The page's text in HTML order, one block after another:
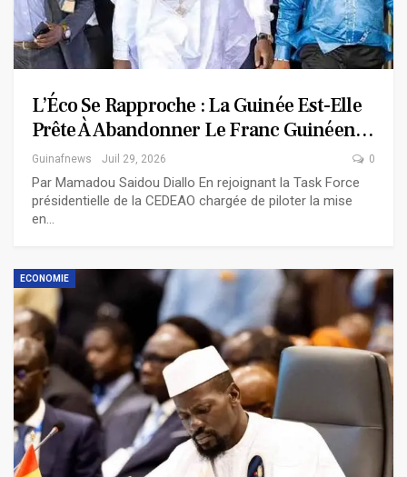
L’Éco Se Rapproche : La Guinée Est-Elle
Prête À Abandonner Le Franc Guinéen…
Guinafnews Juil 29, 2026 0
Par Mamadou Saidou Diallo En rejoignant la Task Force
présidentielle de la CEDEAO chargée de piloter la mise
en…
ECONOMIE